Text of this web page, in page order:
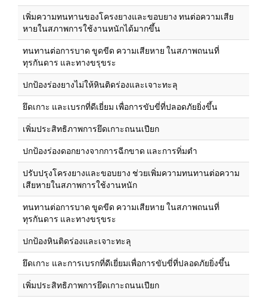
เพิ่มความทนทานของโครงยางและขอบยาง ทนต่อความเสีย
หายในสภาพการใช้งานหนักได้มากขึ้น
ทนทานต่อการบาด ขูดขีด ความเสียหาย ในสภาพถนนที่
ทุรกันดาร และทางขรุขระ
ปกป้องร่องยางไม่ให้หินติดร่องและเจาะทะลุ
ยึดเกาะ และเบรกที่ดีเยี่ยม เพื่อการขับขี่ที่ปลอดภัยยิ่งขึ้น
เพิ่มประสิทธิภาพการยึดเกาะถนนเปียก
ปกป้องร่องดอกยางจากการฉีกขาด และการทิ่มตำ
ปรับปรุงโครงยางและขอบยาง ช่วยเพิ่มความทนทานต่อความ
เสียหายในสภาพการใช้งานหนัก
ทนทานต่อการบาด ขูดขีด ความเสียหาย ในสภาพถนนที่
ทุรกันดาร และทางขรุขระ
ปกป้องหินติดร่องและเจาะทะลุ
ยึดเกาะ และการเบรกที่ดีเยี่ยมเพื่อการขับขี่ที่ปลอดภัยยิ่งขึ้น
เพิ่มประสิทธิภาพการยึดเกาะถนนเปียก